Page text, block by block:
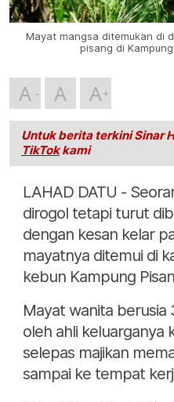
Mayat mangsa ditemukan di
pisang di
A A A
Untuk berita terkini Sinar
TikTokkami
LAHAD DATU -
dirogol tetapi turut
dengan kesan kelar
mayatnya ditemui di
kebun Kampung
Mayat wanita
oleh ahli keluarganya
selepas majikan
sampai ke tempat